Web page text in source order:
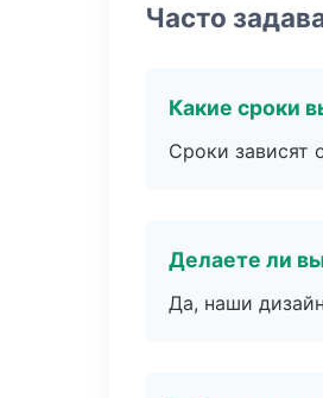
Часто
Какие сроки
Сроки зависят
Делаете ли
Да, наши